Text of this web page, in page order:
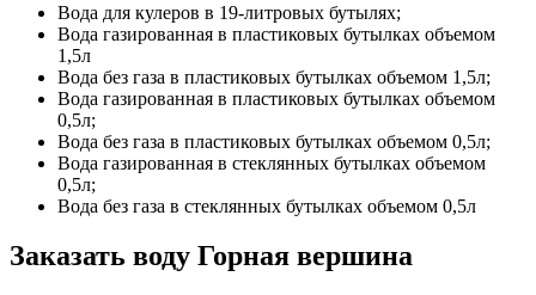
Вода для кулеров в 19-литровых бутылях;
Вода газированная в пластиковых бутылках объемом
1,5л
Вода без газа в пластиковых бутылках объемом 1,5л;
Вода газированная в пластиковых бутылках объемом
0,5л;
Вода без газа в пластиковых бутылках объемом 0,5л;
Вода газированная в стеклянных бутылках объемом
0,5л;
Вода без газа в стеклянных бутылках объемом 0,5л
Заказать воду Горная вершина